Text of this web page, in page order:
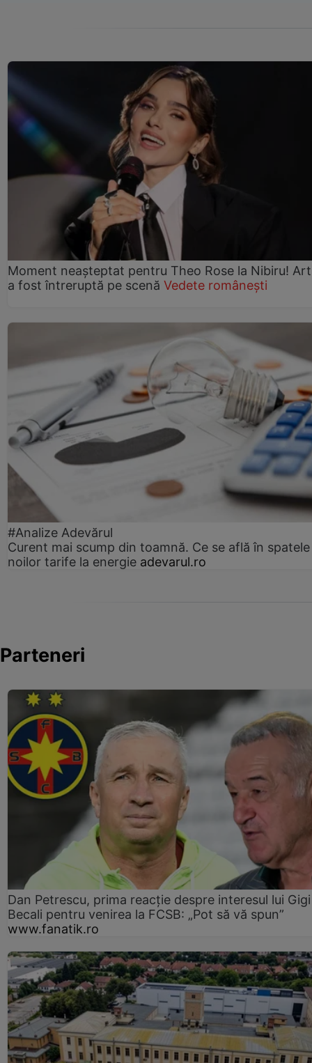
Moment neașteptat pentru Theo Rose la Nibiru!
a fost întreruptă pe scenă Vedete românești
#Analize Adevărul
Curent mai scump din toamnă. Ce se află în spatele
noilor tarife la energie adevarul.ro
Parteneri
Dan Petrescu, prima reacție despre interesul lui Gigi
Becali pentru venirea la FCSB: „Pot să vă spun”
www.fanatik.ro